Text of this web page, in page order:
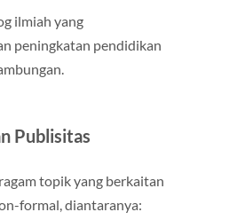
ilmiah yang
peningkatan pendidikan
Publisitas
topik yang berkaitan
formal, diantaranya: